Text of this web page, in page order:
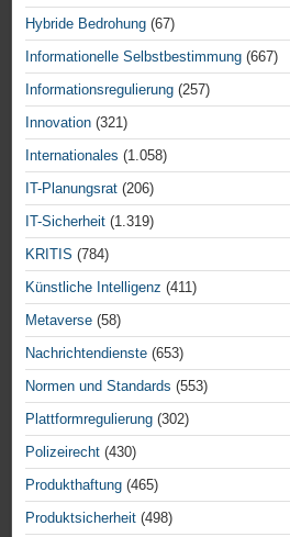
Hybride Bedrohung (67)
Informationelle Selbstbestimmung (667)
Informationsregulierung (257)
Innovation (321)
Internationales (1.058)
IT-Planungsrat (206)
IT-Sicherheit (1.319)
KRITIS (784)
Künstliche Intelligenz (411)
Metaverse (58)
Nachrichtendienste (653)
Normen und Standards (553)
Plattformregulierung (302)
Polizeirecht (430)
Produkthaftung (465)
Produktsicherheit (498)